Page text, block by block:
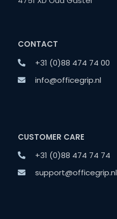
CONTACT
+31 (0)88 474 74 00
info@officegrip.nl
CUSTOMER CARE
+31 (0)88 474 74 74
support@officegrip.nl